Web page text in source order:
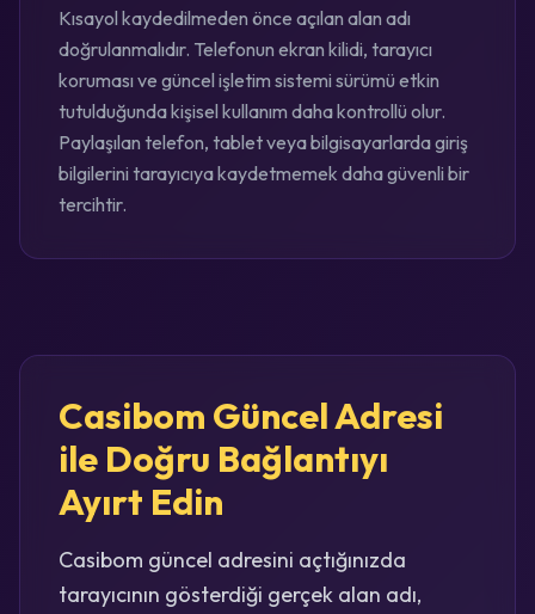
Kısayol kaydedilmeden önce açılan alan adı
doğrulanmalıdır. Telefonun ekran kilidi, tarayıcı
koruması ve güncel işletim sistemi sürümü etkin
tutulduğunda kişisel kullanım daha kontrollü olur.
Paylaşılan telefon, tablet veya bilgisayarlarda giriş
bilgilerini tarayıcıya kaydetmemek daha güvenli bir
tercihtir.
Casibom Güncel Adresi
ile Doğru Bağlantıyı
Ayırt Edin
Casibom güncel adresini açtığınızda
tarayıcının gösterdiği gerçek alan adı,